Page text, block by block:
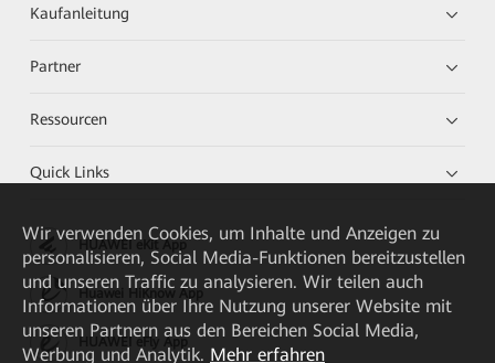
Kaufanleitung
Partner
Ressourcen
Quick Links
HUAWEI eKit App
Huawei HiKnow App
HUAWEI eFly App
Wir verwenden Cookies, um Inhalte und Anzeigen zu
personalisieren, Social Media-Funktionen bereitzustellen
und unseren Traffic zu analysieren. Wir teilen auch
Informationen über Ihre Nutzung unserer Website mit
unseren Partnern aus den Bereichen Social Media,
Werbung und Analytik. Mehr erfahren